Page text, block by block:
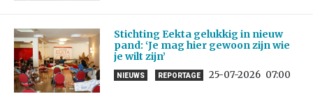
Stichting Eekta gelukkig in nieuw
pand: ‘Je mag hier gewoon zijn wie
je wilt zijn’
NIEUWS REPORTAGE 25-07-2026 07:00